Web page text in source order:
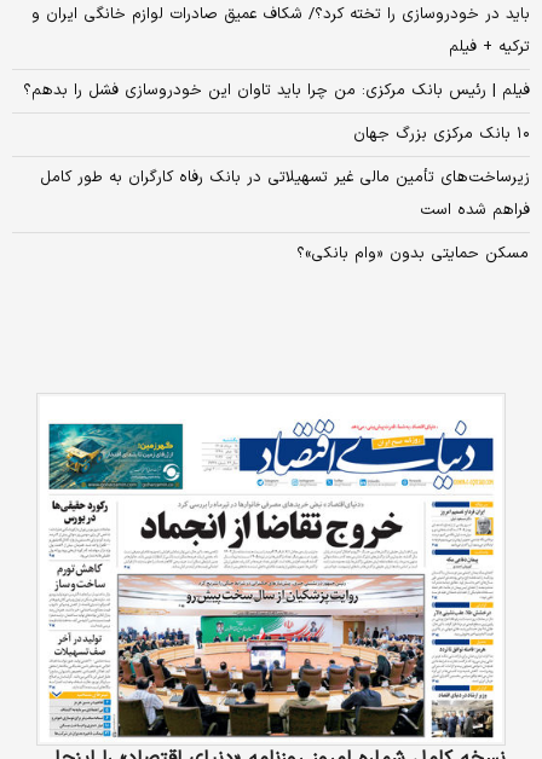
باید در خودروسازی را تخته کرد؟/ شکاف عمیق صادرات لوازم خانگی ایران و
ترکیه + فیلم
فیلم | رئیس بانک مرکزی: من چرا باید تاوان این خودروسازی فشل را بدهم؟
۱۰ بانک مرکزی بزرگ جهان
زیرساخت‌های تأمین مالی غیر تسهیلاتی در بانک رفاه کارگران به طور کامل
فراهم شده است
مسکن حمایتی بدون «وام بانکی»؟